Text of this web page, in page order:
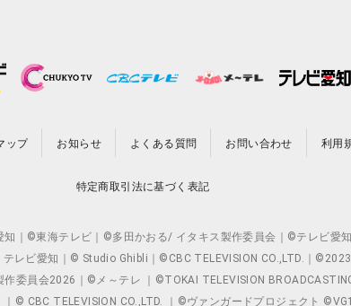
ップ お知らせ よくある質問 お問い合わせ 利用
特定商取引法に基づく表記
｜©東海テレビ｜©多田かおる/ イタキス製作委員会｜©テレビ愛
レビ愛知｜© Studio Ghibli｜©CBC TELEVISION CO.,LTD.｜
員会2026｜©メ～テレ ｜©TOKAI TELEVISION
© CBC TELEVISION CO.,LTD. ｜©ヴァンガードプロジェクト